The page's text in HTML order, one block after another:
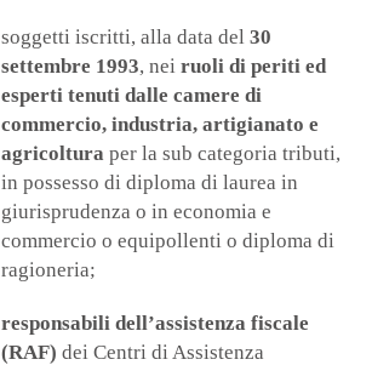
soggetti iscritti, alla data del 30
settembre 1993, nei ruoli di periti ed
esperti tenuti dalle camere di
commercio, industria, artigianato e
agricoltura per la sub categoria tributi,
in possesso di diploma di laurea in
giurisprudenza o in economia e
commercio o equipollenti o diploma di
ragioneria;
responsabili dell’assistenza fiscale
(RAF) dei Centri di Assistenza